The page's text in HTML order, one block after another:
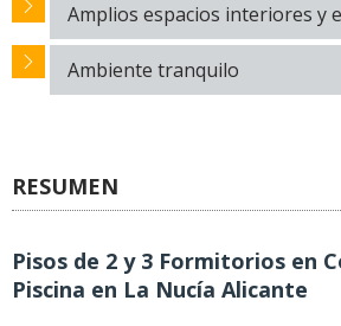
Amplios espacios interiores y
Ambiente tranquilo
RESUMEN
Pisos de 2 y 3 Formitorios en
Piscina en La Nucía Alicante